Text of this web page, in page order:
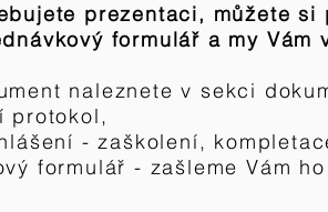
prezentaci, můžete
formulář a my Vám
naleznete v sekci
protokol,
- zaškolení,
formulář - zašleme Vám